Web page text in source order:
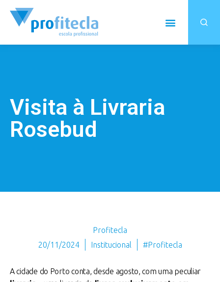
Visita à Livraria
Rosebud
Profitecla
20/11/2024
Institucional #Profitecla
A cidade do Porto conta, desde agosto, com uma peculiar